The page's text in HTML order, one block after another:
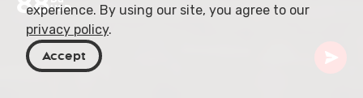
USD
experience. By using our site, you agree to our
privacy policy.
Accept